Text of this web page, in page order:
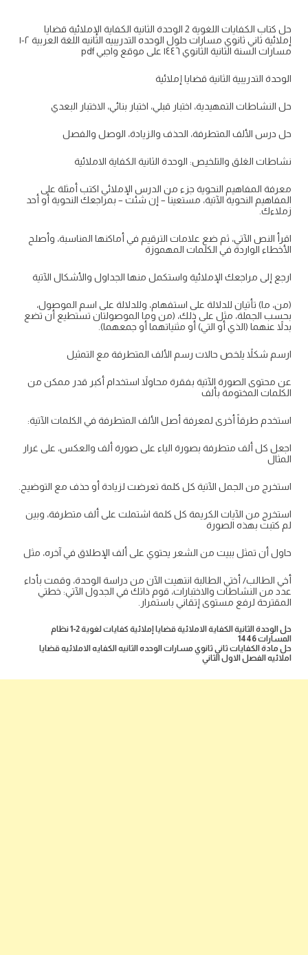
حل كتاب الكفايات اللغوية 2 الوحدة الثانية الكفاية الإملائية قضايا
إملائية ثاني ثانوي مسارات حلول الوحده التدريبيه الثانيه اللغة العربية ٢-١
مسارات السنة الثانية الثانوي ١٤٤٦ على موقع واجبي pdf
الوحدة التدريبية الثانية قضايا إملائية
حل النشاطات التمهيدية، اختبار قبلي، اختبار بنائي، الاختبار البعدي
حل درس الألف المتطرفة، الحذف والزيادة، الوصل والفصل
نشاطات الغلق والتلخيص: الوحدة الثانية الكفاية الاملائية
معرفة المفاهيم النحوية جزء من الدرس الإملائي اكتب أمثلة على
المفاهيم النحوية الآتية، مستعيناً – إن شئت – بمراجعك النحوية أو أحد
زملاءك.
اقرأ النص الآتي، ثم ضع علامات الترقيم في أماكنها المناسبة، وأصلح
الأخطاء الواردة في الكلمات المهموزة
ارجع إلى مراجعك الإملائية واستكمل منها الجداول والأشكال الآتية
(من، ما) تأتيان للدلالة على استفهام، وللدلالة على اسم الموصول،
بحسب الجملة، مثل على ذلك، (من وما الموصولتان تستطيع أن تضع
بدلاً عنهما (الذي أو التي) أو مثنياتهما أو جمعهما).
ارسم شكلاً يلخص حالات رسم الألف المتطرفة مع التمثيل
عن محتوى الصورة الآتية بفقرة محاولاً استخدام أكبر قدر ممكن من
الكلمات المختومة بألف
استخدم طرقاً أخرى لمعرفة أصل الألف المتطرفة في الكلمات الآتية:
اجعل كل ألف متطرفة بصورة الياء على صورة ألف والعكس، على غرار
المثال
استخرج من الجمل الآتية كل كلمة تعرضت لزيادة أو حذف مع التوضيح.
استخرج من الآيات الكريمة كل كلمة اشتملت على ألف متطرفة، وبين
لم كتبت بهذه الصورة
حاول أن تمثل ببيت من الشعر يحتوي على ألف الإطلاق في آخره، مثل
أخي الطالب/ أختي الطالبة انتهيت الآن من دراسة الوحدة، وقمت بأداء
عدد من النشاطات والاختبارات، قوم ذاتك في الجدول الآتي: خطتي
المقترحة لرفع مستوى إتقاني باستمرار.
حل الوحدة الثانية الكفاية الاملائية قضايا إملائية كفايات لغوية 2-1 نظام
المسارات 1446
حل مادة الكفايات ثاني ثانوي مسارات الوحده الثانيه الكفايه الاملائيه قضايا
املائيه الفصل الاول الثاني